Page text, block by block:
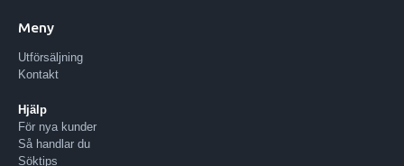
Meny
Utförsäljning
Kontakt
Hjälp
För nya kunder
Så handlar du
Söktips